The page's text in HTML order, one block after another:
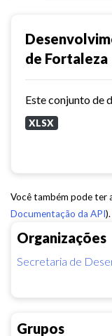
Organizações
Secretaria de
Grupos
de Fortaleza
XLSX
Você também pode ter
Documentação da API).